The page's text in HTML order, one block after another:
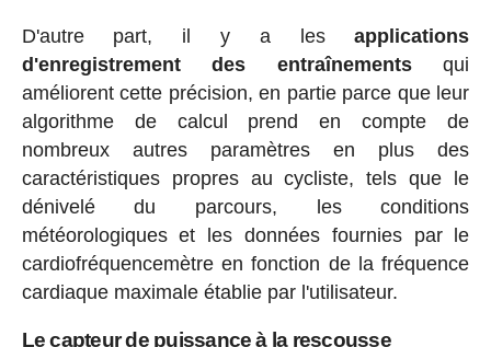
D'autre part, il y a lesapplications
d'enregistrement des entraînementsqui
améliorent cette précision, en partie parce que leur
algorithme de calcul prend en compte de
nombreux autres paramètres en plus des
caractéristiques propres au cycliste, tels que le
dénivelé du parcours, les conditions
météorologiques et les données fournies par le
cardiofréquencemètre en fonction de la fréquence
cardiaque maximale établie par l'utilisateur.
Le capteur de puissance à la rescousse